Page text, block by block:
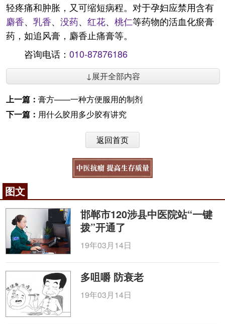
轻疼痛和肿胀，又可缩短病程。对于孕妇应禁用含有
麝香、 乳香、 没药、 红花、 桃仁等药物的活血化瘀膏
药，如追风膏，麝香止痛膏等。
咨询电话： 010-87876186
↓展开全部内容
上一篇： 膏方——一种方便服用的制剂
下一篇： 用什么胶用多少胶有讲究
返回首页
图文
邯郸市120涉县中医院站“一键
拨”开通了
19年03月14日
多咀嚼 防衰老
19年03月14日